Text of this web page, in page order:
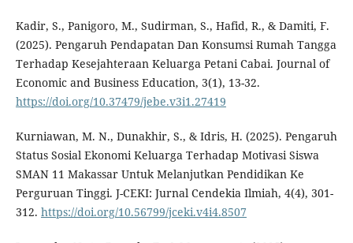
Kadir, S., Panigoro, M., Sudirman, S., Hafid, R., & Damiti, F.
(2025). Pengaruh Pendapatan Dan Konsumsi Rumah Tangga
Terhadap Kesejahteraan Keluarga Petani Cabai. Journal of
Economic and Business Education, 3(1), 13-32.
https://doi.org/10.37479/jebe.v3i1.27419
Kurniawan, M. N., Dunakhir, S., & Idris, H. (2025). Pengaruh
Status Sosial Ekonomi Keluarga Terhadap Motivasi Siswa
SMAN 11 Makassar Untuk Melanjutkan Pendidikan Ke
Perguruan Tinggi. J-CEKI: Jurnal Cendekia Ilmiah, 4(4), 301-
312. https://doi.org/10.56799/jceki.v4i4.8507